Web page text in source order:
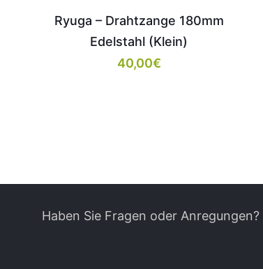
Ryuga – Drahtzange 180mm
Edelstahl (Klein)
40,00€
Haben Sie Fragen oder Anregungen?